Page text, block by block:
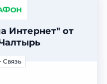
Интернет" от
Связь